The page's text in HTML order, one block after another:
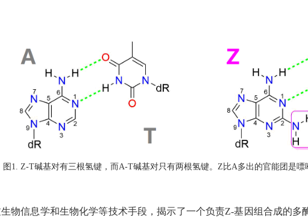
图1. Z-T碱基对有三根氢键，而A-T碱基对只有两根氢键。Z比A多出的官能团是嘌
物信息学和生物化学等技术手段，揭示了一个负责Z-基因组合成的多